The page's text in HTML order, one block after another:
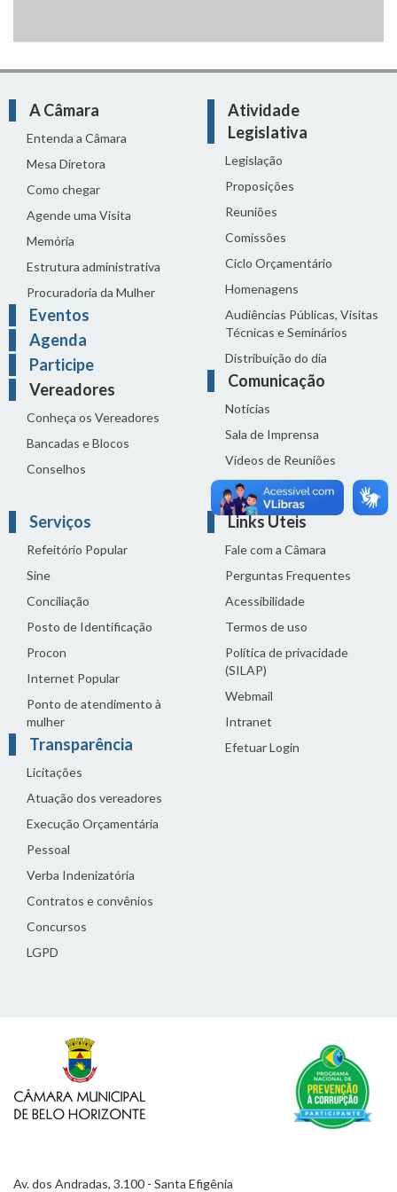
A Câmara
Entenda a Câmara
Mesa Diretora
Como chegar
Agende uma Visita
Memória
Estrutura administrativa
Procuradoria da Mulher
Eventos
Agenda
Participe
Vereadores
Conheça os Vereadores
Bancadas e Blocos
Conselhos
Atividade
Legislativa
Legislação
Proposições
Reuniões
Comissões
Ciclo Orçamentário
Homenagens
Audiências Públicas, Visitas
Técnicas e Seminários
Distribuição do dia
Comunicação
Notícias
Sala de Imprensa
Vídeos de Reuniões
Solenidades
Serviços
Refeitório Popular
Sine
Conciliação
Posto de Identificação
Procon
Internet Popular
Ponto de atendimento à
mulher
Transparência
Licitações
Atuação dos vereadores
Execução Orçamentária
Pessoal
Verba Indenizatória
Contratos e convênios
Concursos
LGPD
Links Úteis
Fale com a Câmara
Perguntas Frequentes
Acessibilidade
Termos de uso
Política de privacidade
(SILAP)
Webmail
Intranet
Efetuar Login
Av. dos Andradas, 3.100 - Santa Efigênia